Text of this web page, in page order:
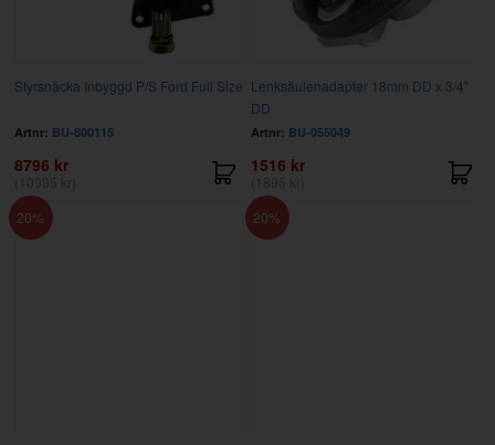
Styrsnäcka Inbyggd P/S Ford Full Size
Artnr: BU-800115
8796 kr
Lenksäulenadapter 18mm DD x 3/4"
DD
Artnr: BU-055049
1516 kr
20
20